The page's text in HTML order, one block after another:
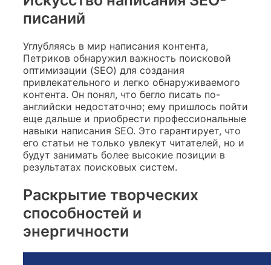
писаний
Углубляясь в мир написания контента,
Петриков обнаружил важность поисковой
оптимизации (SEO) для создания
привлекательного и легко обнаруживаемого
контента. Он понял, что бегло писать по-
английски недостаточно; ему пришлось пойти
еще дальше и приобрести профессиональные
навыки написания SEO. Это гарантирует, что
его статьи не только увлекут читателей, но и
будут занимать более высокие позиции в
результатах поисковых систем.
Раскрытие творческих
способностей и
энергичности